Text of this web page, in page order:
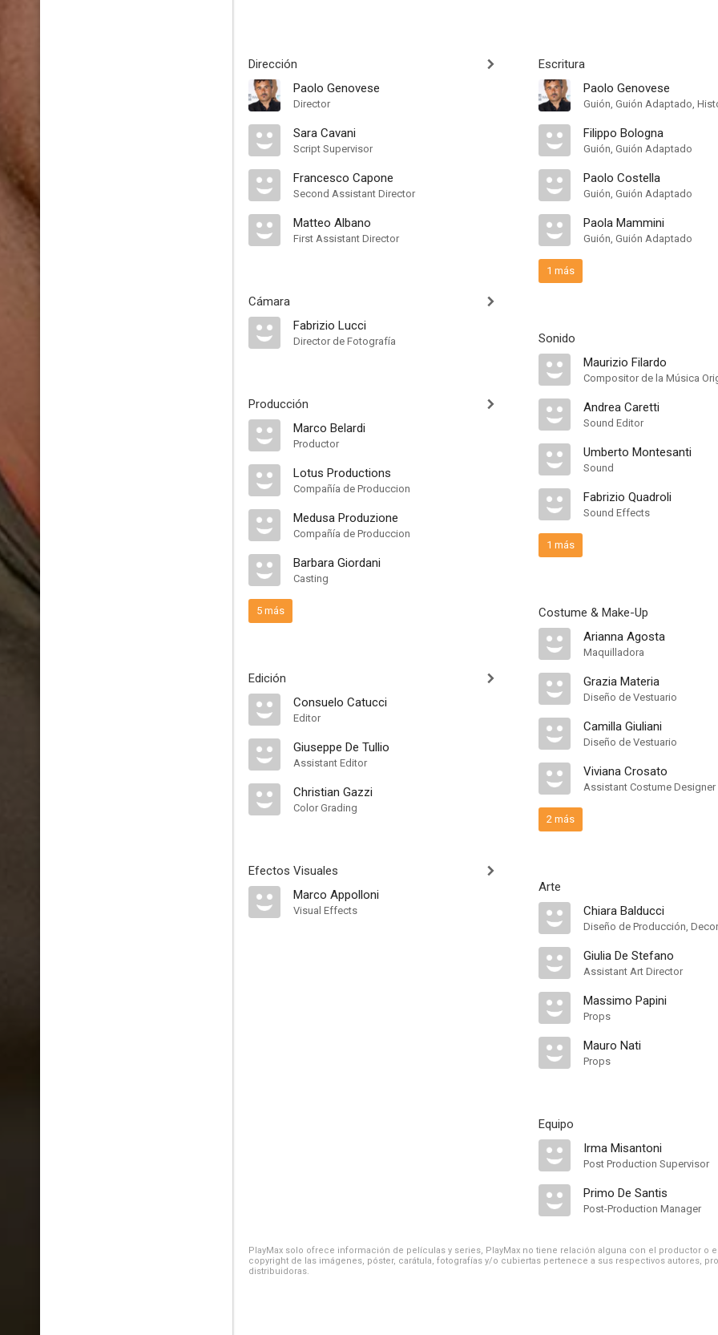
Dirección
Paolo Genovese
Director
Sara Cavani
Script Supervisor
Francesco Capone
Second Assistant Director
Matteo Albano
First Assistant Director
Cámara
Fabrizio Lucci
Director de Fotografía
Producción
Marco Belardi
Productor
Lotus Productions
Compañía de Produccion
Medusa Produzione
Compañía de Produccion
Barbara Giordani
Casting
5 más
Edición
Consuelo Catucci
Editor
Giuseppe De Tullio
Assistant Editor
Christian Gazzi
Color Grading
Efectos Visuales
Marco Appolloni
Visual Effects
Escritura
Paolo Genovese
Guión, Guión Adaptado,
Filippo Bologna
Guión, Guión Adaptado
Paolo Costella
Guión, Guión Adaptado
Paola Mammini
Guión, Guión Adaptado
1 más
Sonido
Maurizio Filardo
Compositor de la Música
Andrea Caretti
Sound Editor
Umberto Montesanti
Sound
Fabrizio Quadroli
Sound Effects
1 más
Costume & Make-Up
Arianna Agosta
Maquilladora
Grazia Materia
Diseño de Vestuario
Camilla Giuliani
Diseño de Vestuario
Viviana Crosato
Assistant Costume Designer
2 más
Arte
Chiara Balducci
Diseño de Producción,
Giulia De Stefano
Assistant Art Director
Massimo Papini
Props
Mauro Nati
Props
Equipo
Irma Misantoni
Post Production Supervisor
Primo De Santis
Post-Production Manager
PlayMax solo ofrece información de películas y series, PlayMax no tiene relación alguna con el productor o
copyright de las imágenes, póster, carátula, fotografías y/o cubiertas pertenece a sus respectivos autores,
distribuidoras.